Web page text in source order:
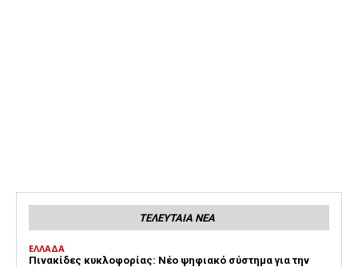
ΤΕΛΕΥΤΑΙΑ ΝΕΑ
ΕΛΛΑΔΑ
Πινακίδες κυκλοφορίας: Νέο ψηφιακό σύστημα για την